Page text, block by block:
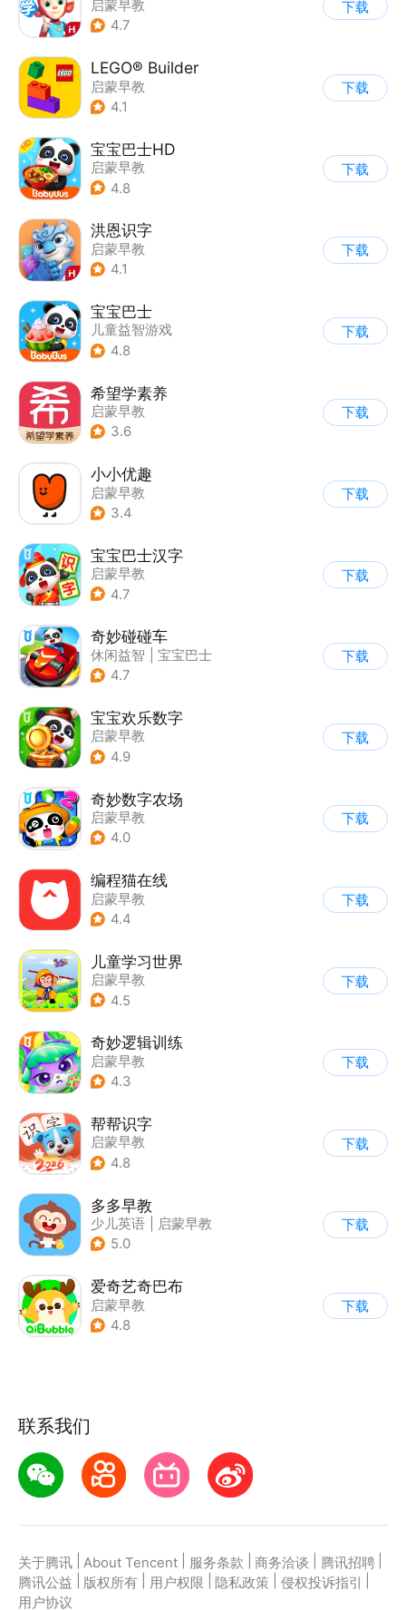
启蒙早教
4.7
下载
LEGO® Builder
启蒙早教
4.1
下载
宝宝巴士HD
启蒙早教
| 儿童益智游戏
4.8
下载
洪恩识字
启蒙早教
4.1
下载
宝宝巴士
儿童益智游戏
| 启蒙早教
4.8
下载
希望学素养
启蒙早教
3.6
下载
小小优趣
启蒙早教
3.4
下载
宝宝巴士汉字
启蒙早教
4.7
下载
奇妙碰碰车
休闲益智
宝宝巴士
| 儿童游戏
4.7
下载
宝宝欢乐数字
启蒙早教
4.9
下载
奇妙数字农场
启蒙早教
4.0
下载
编程猫在线
启蒙早教
4.4
下载
儿童学习世界
启蒙早教
4.5
下载
奇妙逻辑训练
启蒙早教
4.3
下载
帮帮识字
启蒙早教
4.8
下载
多多早教
少儿英语
启蒙早教
5.0
下载
爱奇艺奇巴布
启蒙早教
4.8
下载
联系我们
关于腾讯 About Tencent 服务条款 商务洽谈 腾讯招聘
腾讯公益
版权所有 用户权限 隐私政策 侵权投诉指引
用户协议